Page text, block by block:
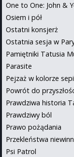
One to One: John &
Osiem i pół
Ostatni konsjerż
Ostatnia sesja w
Pamiętniki Tatusia
Parasite
Pejzaż w kolorze
Powrót do
Prawdziwa historia
Prawdziwy ból
Prawo pożądania
Przekleństwa
Psi Patrol